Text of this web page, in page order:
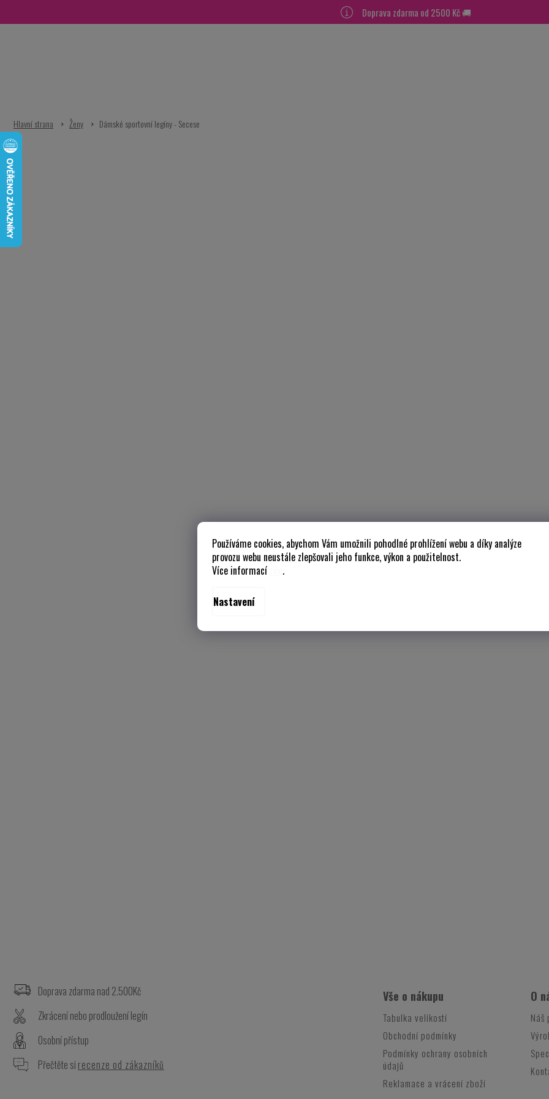
Používáme cookies, abychom Vám umožnili pohodlné prohlížení webu a díky analýze
provozu webu neustále zlepšovali jeho funkce, výkon a použitelnost.
Více informací
.
Nastavení
Doprava zdarma od 2500 Kč 🚚
Ženy Dámské sportovní legíny - Secese
Doprava zdarma nad 2.500Kč
Zkrácení nebo prodloužení legín
Osobní přístup
Přečtěte si recenze od zákazníků
Vše o nákupu
Tabulka velikostí
Obchodní podmínky
Podmínky ochrany osobních
údajů
Reklamace a vrácení zboží
O
Náš